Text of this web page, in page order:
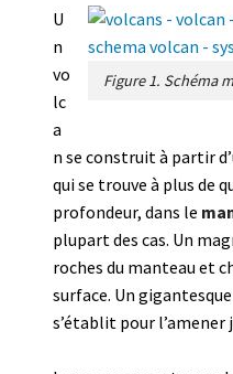
U
n
vo
lc
a
n se construit à partir
qui se trouve à plus de
profondeur, dans le
plupart des cas. Un
roches du manteau et
surface. Un
s’établit pour l’amener